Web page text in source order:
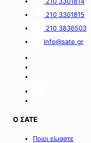
210 3301815
210 3836503
info@sate.gr
Ο ΣΑΤΕ
Ποιοι είμαστε